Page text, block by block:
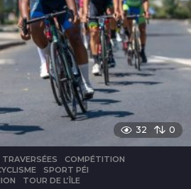
32 0
,COMPÉTITION
,SPORT PÉI
,TOUR DE L’ÎLE